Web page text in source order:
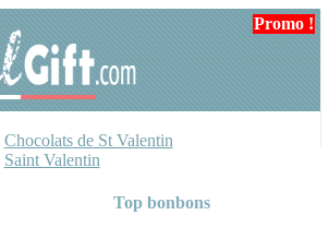
Chocolats de St Valentin
Saint Valentin
Top bonbons
Promo !
Promo !